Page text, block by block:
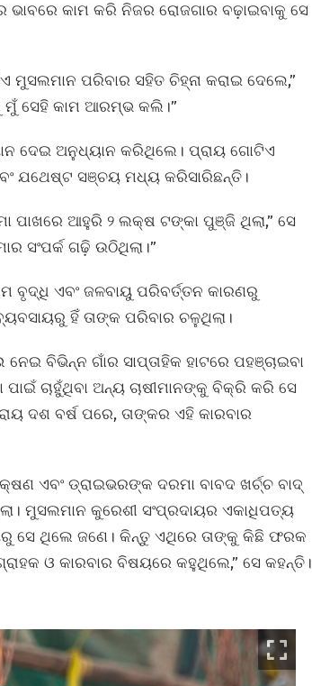
ଭାବରେ କାମ କରି ନିଜର ରୋଜଗାର ବଢ଼ାଇବାକୁ ସେ
ପରିବାର ସହିତ ଚିହ୍ନା କରାଇ ଦେଲେ,”
ମୁଁ ସେହି କାମ ଆରମ୍ଭ କଲି।”
ଦେଇ ଅନୁଧ୍ୟାନ କରିଥିଲେ। ପ୍ରାୟ ଗୋଟିଏ
ଯଥେଷ୍ଟ ସଞ୍ଚୟ ମଧ୍ୟ କରିସାରିଛନ୍ତି।
ପାଖରେ ଆହୁରି ୨ ଲକ୍ଷ ଟଙ୍କା ପୁଞ୍ଜି ଥିଲା,” ସେ
ସଂପର୍କ ଗଢ଼ି ଉଠିଥିଲା।”
ଏବଂ ଜଳବାୟୁ ପରିବର୍ତ୍ତନ କାରଣରୁ
ହିଁ ତାଙ୍କ ପରିବାର ଚଳୁଥିଲା।
ବିଭିନ୍ନ ଗାଁର ସାପ୍ତାହିକ ହାଟରେ ପହଞ୍ଚାଇବା
ପାଇଁ ଚାହୁଁଥିବା ଅନ୍ୟ ଚାଷୀମାନଙ୍କୁ ବିକ୍ରି କରି ସେ
ଦଶ ବର୍ଷ ପରେ, ତାଙ୍କର ଏହି କାରବାର
ଏବଂ ଡ୍ରାଇଭରଙ୍କ ଦରମା ବାବଦ ଖର୍ଚ୍ଚ ବାଦ୍‌
ମୁସଲମାନ କୁରେଶୀ ସଂପ୍ରଦାୟର ଏକାଧିପତ୍ୟ
ସେ ଥିଲେ ଜଣେ। କିନ୍ତୁ ଏଥିରେ ତାଙ୍କୁ କିଛି ଫରକ
ଓ କାରବାର ବିଷୟରେ କହୁଥିଲେ,” ସେ କହନ୍ତି।